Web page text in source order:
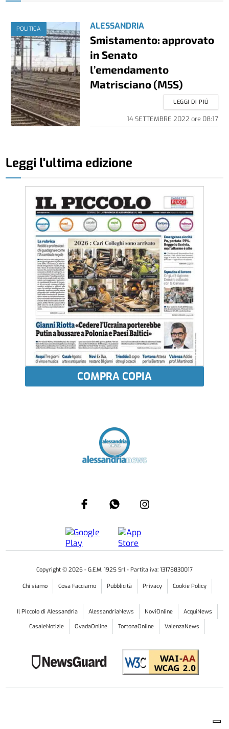
POLITICA ALESSANDRIA
Smistamento: approvato
in Senato
l’emendamento
Matrisciano (M5S)
14 SETTEMBRE 2022 ore 08:17
LEGGI DI PIÚ
Leggi l'ultima edizione
COMPRA COPIA
Copyright © 2026 - G.E.M. 1925 Srl - Partita iva: 13178830017
Chi siamo Cosa Facciamo Pubblicità Privacy Cookie Policy
Il Piccolo di Alessandria AlessandriaNews NoviOnline
AcquiNews
CasaleNotizie
OvadaOnline TortonaOnline ValenzaNews